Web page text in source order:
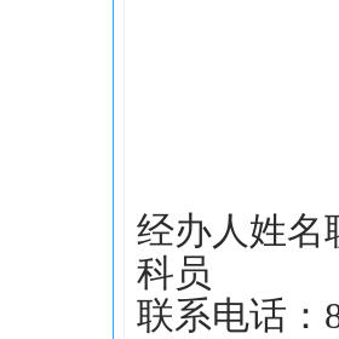
经办人姓名
科员
联系电话：